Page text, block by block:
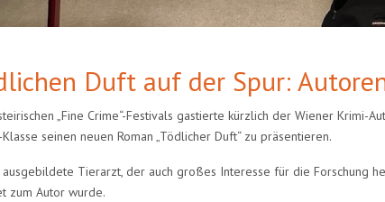
Duft auf der Spur:
„Fine Crime“-Festivals gastierte kürzlich der Wiener Krimi-
seinen neuen Roman „Tödlicher Duft“ zu präsentieren.
Tierarzt, der auch großes Interesse für die Forschung
zum Autor wurde.